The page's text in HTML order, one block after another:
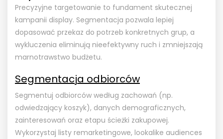
Precyzyjne targetowanie to fundament skutecznej
kampanii display. Segmentacja pozwala lepiej
dopasować przekaz do potrzeb konkretnych grup, a
wykluczenia eliminują nieefektywny ruch i zmniejszają
marnotrawstwo budżetu.
Segmentacja odbiorców
Segmentuj odbiorców według zachowań (np.
odwiedzający koszyk), danych demograficznych,
zainteresowań oraz etapu ścieżki zakupowej.
Wykorzystaj listy remarketingowe, lookalike audiences